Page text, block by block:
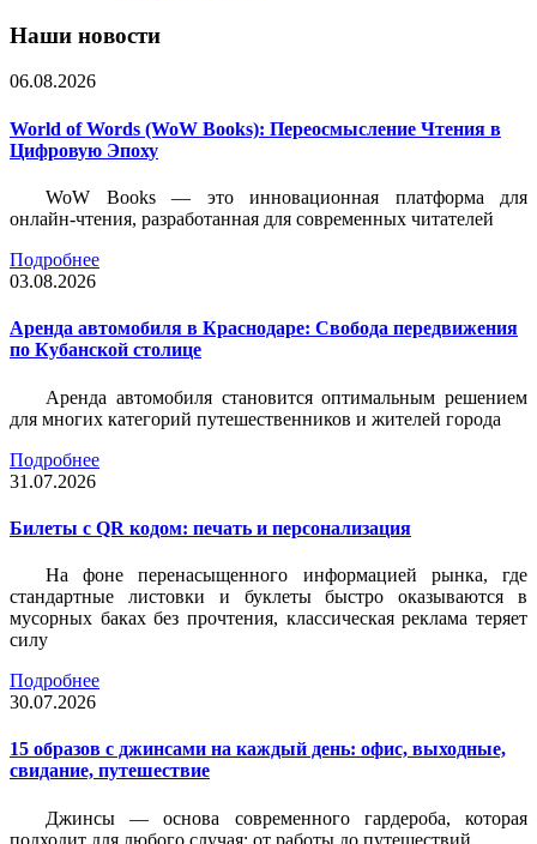
Наши новости
06.08.2026
World of Words (WoW Books): Переосмысление Чтения в
Цифровую Эпоху
WoW Books — это инновационная платформа для
онлайн-чтения, разработанная для современных читателей
Подробнее
03.08.2026
Аренда автомобиля в Краснодаре: Свобода передвижения
по Кубанской столице
Аренда автомобиля становится оптимальным решением
для многих категорий путешественников и жителей города
Подробнее
31.07.2026
Билеты c QR кодом: печать и персонализация
На фоне перенасыщенного информацией рынка, где
стандартные листовки и буклеты быстро оказываются в
мусорных баках без прочтения, классическая реклама теряет
силу
Подробнее
30.07.2026
15 образов с джинсами на каждый день: офис, выходные,
свидание, путешествие
Джинсы — основа современного гардероба, которая
подходит для любого случая: от работы до путешествий